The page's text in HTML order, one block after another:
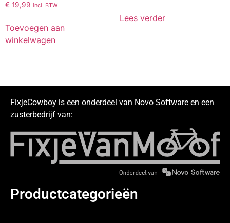
€ 19,99 incl. BTW
Toevoegen aan
winkelwagen
Lees verder
FixjeCowboy is een onderdeel van Novo Software en een
zusterbedrijf van:
Productcategorieën